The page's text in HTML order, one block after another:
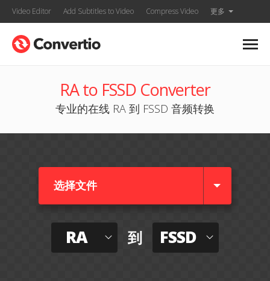
Video Editor Add Subtitles to Video Compress Video 更多
RA to FSSD Converter
专业的在线 RA 到 FSSD 音频转换
选择文件
RA 到 FSSD